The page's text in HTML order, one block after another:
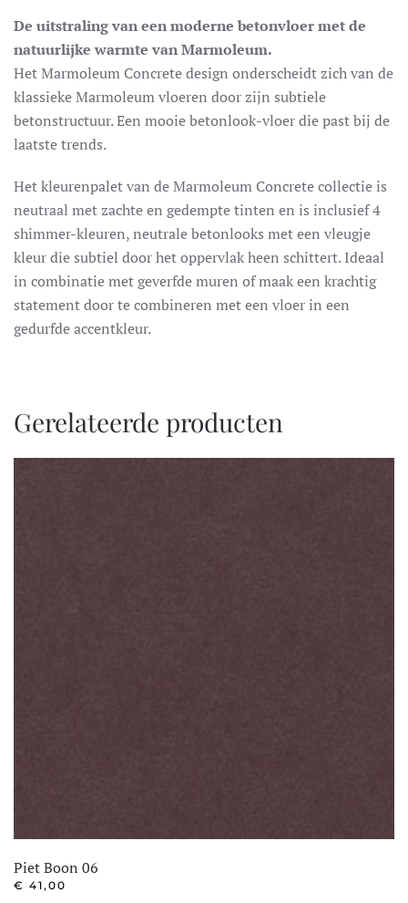
De uitstraling van een moderne betonvloer met de
natuurlijke warmte van Marmoleum.
Het Marmoleum Concrete design onderscheidt zich van de
klassieke Marmoleum vloeren door zijn subtiele
betonstructuur. Een mooie betonlook-vloer die past bij de
laatste trends.
Het kleurenpalet van de Marmoleum Concrete collectie is
neutraal met zachte en gedempte tinten en is inclusief 4
shimmer-kleuren, neutrale betonlooks met een vleugje
kleur die subtiel door het oppervlak heen schittert. Ideaal
in combinatie met geverfde muren of maak een krachtig
statement door te combineren met een vloer in een
gedurfde accentkleur.
Gerelateerde producten
Piet Boon 06
€ 41,00